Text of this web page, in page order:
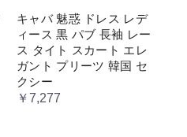
国 セクシー
キャバ 魅惑 ドレス レデ
ィース 黒 パブ 長袖 レー
ス タイト スカート エレ
ガント プリーツ 韓国 セ
クシー
￥7,277